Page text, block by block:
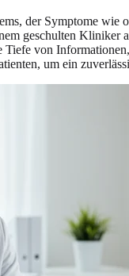
der Symptome
geschulten Kliniker
von
um ein